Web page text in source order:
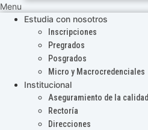
Menu
Estudia con nosotros
Inscripciones
Pregrados
Posgrados
Micro y Macrocredenciales
Institucional
Aseguramiento de la calidad
Rectoría
Direcciones